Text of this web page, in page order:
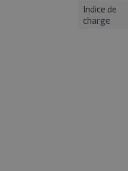
Indice de
charge